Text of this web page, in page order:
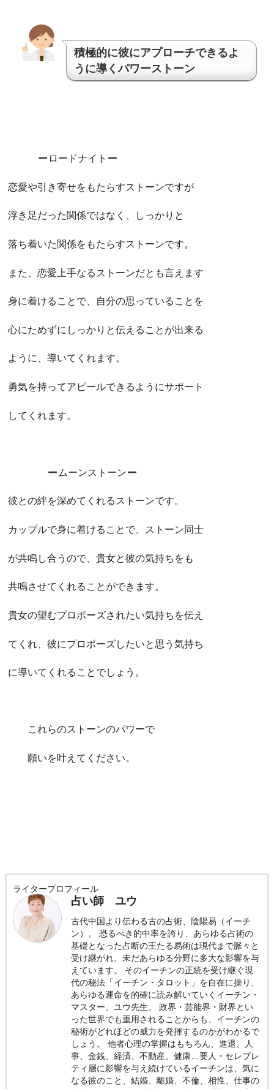
積極的に彼にアプローチできるよ
うに導くパワーストーン
ロードナイト
恋愛や引き寄せをもたらすストーンですが
浮き足だった関係ではなく、しっかりと
落ち着いた関係をもたらすストーンです。
また、恋愛上手なるストーンだとも言えます
身に着けることで、自分の思っていることを
心にためずにしっかりと伝えることが出来る
ように、導いてくれます。
勇気を持ってアピールできるようにサポート
してくれます。
ムーンストーン
彼との絆を深めてくれるストーンです。
カップルで身に着けることで、ストーン同士
が共鳴し合うので、貴女と彼の気持ちをも
共鳴させてくれることができます。
貴女の望むプロポーズされたい気持ちを伝え
てくれ、彼にプロポーズしたいと思う気持ち
に導いてくれることでしょう。
これらのストーンのパワーで
願いを叶えてください。
ライタープロフィール
占い師 ユウ
古代中国より伝わる古の占術、陰陽易（イーチ
ン）。 恐るべき的中率を誇り、あらゆる占術の
基礎となった占断の王たる易術は現代まで脈々と
受け継がれ、未だあらゆる分野に多大な影響を与
えています。 そのイーチンの正統を受け継ぐ現
代の秘法「イーチン・タロット」を自在に操り、
あらゆる運命を的確に読み解いていくイーチン・
マスター、ユウ先生。 政界・芸能界・財界とい
った世界でも重用されることからも、イーチンの
秘術がどれほどの威力を発揮するのかがわかるで
しょう。 他者心理の掌握はもちろん、進退、人
事、金銭、経済、不動産、健康…要人・セレブレ
ティ層に影響を与え続けているイーチンは、気に
なる彼のこと、結婚、離婚、不倫、相性、仕事の